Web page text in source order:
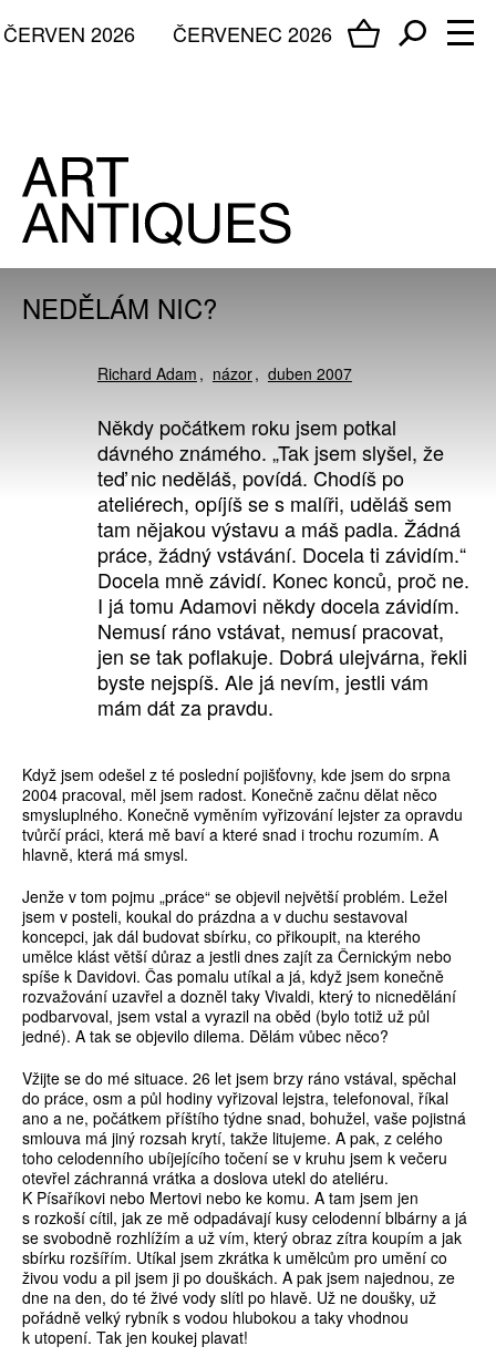
ČERVENEC 2026
ČERVEN 2026
NEDĚLÁM NIC?
Richard Adam názor duben 2007
Někdy počátkem roku jsem potkal
dávného známého. „Tak jsem slyšel, že
teď nic neděláš, povídá. Chodíš po
ateliérech, opíjíš se s malíři, uděláš sem
tam nějakou výstavu a máš padla. Žádná
práce, žádný vstávání. Docela ti závidím.“
Docela mně závidí. Konec konců, proč ne.
I já tomu Adamovi někdy docela závidím.
Nemusí ráno vstávat, nemusí pracovat,
jen se tak poflakuje. Dobrá ulejvárna, řekli
byste nejspíš. Ale já nevím, jestli vám
mám dát za pravdu.
Když jsem odešel z té poslední pojišťovny, kde jsem do srpna
2004 pracoval, měl jsem radost. Konečně začnu dělat něco
smysluplného. Konečně vyměním vyřizování lejster za opravdu
tvůrčí práci, která mě baví a které snad i trochu rozumím. A
hlavně, která má smysl.
Jenže v tom pojmu „práce“ se objevil největší problém. Ležel
jsem v posteli, koukal do prázdna a v duchu sestavoval
koncepci, jak dál budovat sbírku, co přikoupit, na kterého
umělce klást větší důraz a jestli dnes zajít za Černickým nebo
spíše k Davidovi. Čas pomalu utíkal a já, když jsem konečně
rozvažování uzavřel a dozněl taky Vivaldi, který to nicnedělání
podbarvoval, jsem vstal a vyrazil na oběd (bylo totiž už půl
jedné). A tak se objevilo dilema. Dělám vůbec něco?
Vžijte se do mé situace. 26 let jsem brzy ráno vstával, spěchal
do práce, osm a půl hodiny vyřizoval lejstra, telefonoval, říkal
ano a ne, počátkem příštího týdne snad, bohužel, vaše pojistná
smlouva má jiný rozsah krytí, takže litujeme. A pak, z celého
toho celodenního ubíjejícího točení se v kruhu jsem k večeru
otevřel záchranná vrátka a doslova utekl do ateliéru.
K Písaříkovi nebo Mertovi nebo ke komu. A tam jsem jen
s rozkoší cítil, jak ze mě odpadávají kusy celodenní blbárny a já
se svobodně rozhlížím a už vím, který obraz zítra koupím a jak
sbírku rozšířím. Utíkal jsem zkrátka k umělcům pro umění co
živou vodu a pil jsem ji po douškách. A pak jsem najednou, ze
dne na den, do té živé vody slítl po hlavě. Už ne doušky, už
pořádně velký rybník s vodou hlubokou a taky vhodnou
k utopení. Tak jen koukej plavat!